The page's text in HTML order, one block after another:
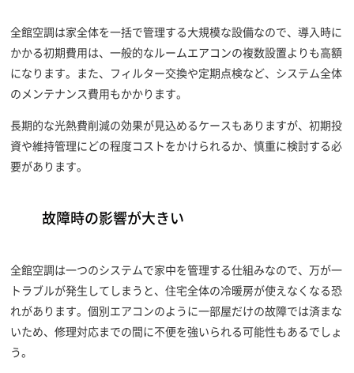
全館空調は家全体を一括で管理する大規模な設備なので、導入時に
かかる初期費用は、一般的なルームエアコンの複数設置よりも高額
になります。また、フィルター交換や定期点検など、システム全体
のメンテナンス費用もかかります。
長期的な光熱費削減の効果が見込めるケースもありますが、初期投
資や維持管理にどの程度コストをかけられるか、慎重に検討する必
要があります。
故障時の影響が大きい
全館空調は一つのシステムで家中を管理する仕組みなので、万が一
トラブルが発生してしまうと、住宅全体の冷暖房が使えなくなる恐
れがあります。個別エアコンのように一部屋だけの故障では済まな
いため、修理対応までの間に不便を強いられる可能性もあるでしょ
う。